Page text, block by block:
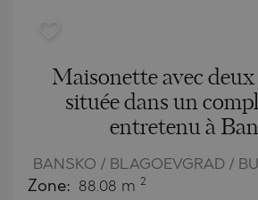
Maisonette avec deux
située dans un
entretenu à
BANSKO / BLAGOEVGRAD /
Zone: 88.08 m 2